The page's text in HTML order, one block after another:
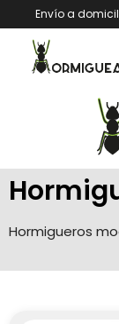
Envío a
Hormigueros